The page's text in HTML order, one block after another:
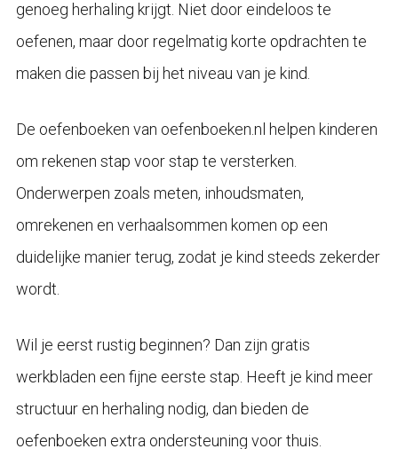
genoeg herhaling krijgt. Niet door eindeloos te
oefenen, maar door regelmatig korte opdrachten te
maken die passen bij het niveau van je kind.
De oefenboeken van oefenboeken.nl helpen kinderen
om rekenen stap voor stap te versterken.
Onderwerpen zoals meten, inhoudsmaten,
omrekenen en verhaalsommen komen op een
duidelijke manier terug, zodat je kind steeds zekerder
wordt.
Wil je eerst rustig beginnen? Dan zijn gratis
werkbladen een fijne eerste stap. Heeft je kind meer
structuur en herhaling nodig, dan bieden de
oefenboeken extra ondersteuning voor thuis.